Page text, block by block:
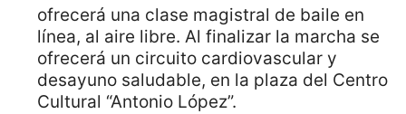
ofrecerá una clase magistral de baile en
línea, al aire libre. Al finalizar la marcha se
ofrecerá un circuito cardiovascular y
desayuno saludable, en la plaza del Centro
Cultural “Antonio López”.